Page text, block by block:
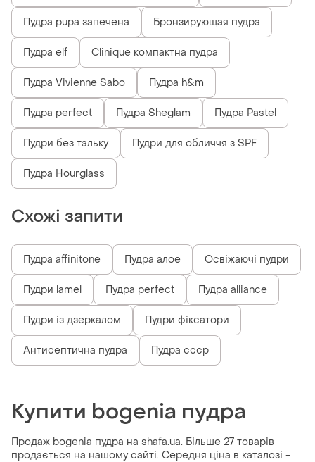
Пудра pupa запечена Бронзирующая пудра
Пудра elf Clinique компактна пудра
Пудра Vivienne Sabo Пудра h&m
Пудра perfect Пудра Sheglam Пудра Pastel
Пудри без тальку Пудри для обличчя з SPF
Пудра Hourglass
Схожі запити
Пудра affinitone Пудра алое Освіжаючі пудри
Пудри lamel Пудра perfect Пудра alliance
Пудри із дзеркалом Пудри фіксатори
Антисептична пудра Пудра ссср
Купити bogenia пудра
Продаж bogenia пудра на shafa.ua. Більше 27 товарів
продається на нашому сайті. Середня ціна в каталозі -